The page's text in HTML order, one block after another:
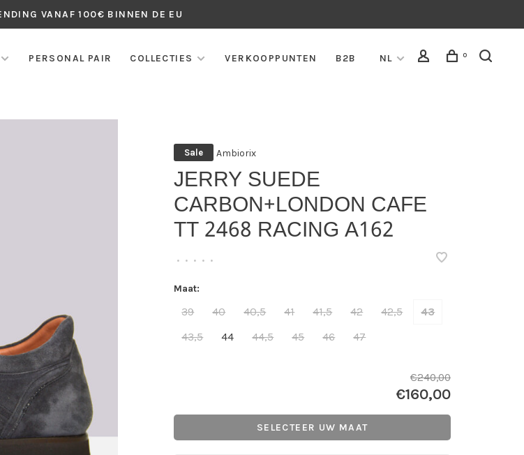
VANAF 100€ BINNEN DE EU
PERSONAL PAIR COLLECTIES VERKOOPPUNTEN B2B NL 0
Sale Ambiorix
JERRY SUEDE
CARBON+LONDON CAFE
TT 2468 RACING A162
• • • • •
Maat:
39 40 40,5 41 41,5 42 42,5
43
43,5
44 44,5 45 46 47
€240,00
€160,00
SELECTEER UW MAAT